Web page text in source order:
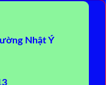
Nhật Ý